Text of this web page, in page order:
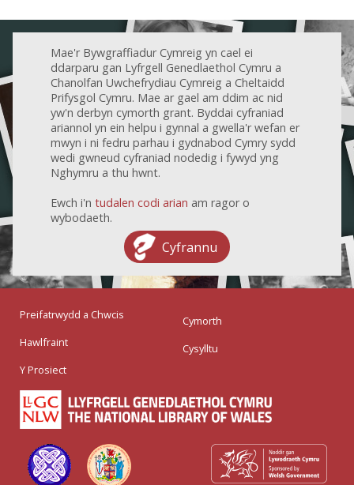
Mae'r Bywgraffiadur Cymreig yn cael ei
ddarparu gan Lyfrgell Genedlaethol Cymru a
Chanolfan Uwchefrydiau Cymreig a Cheltaidd
Prifysgol Cymru. Mae ar gael am ddim ac nid
yw'n derbyn cymorth grant. Byddai cyfraniad
ariannol yn ein helpu i gynnal a gwella'r wefan er
mwyn i ni fedru parhau i gydnabod Cymry sydd
wedi gwneud cyfraniad nodedig i fywyd yng
Nghymru a thu hwnt.
Ewch i'n tudalen codi arian am ragor o
wybodaeth.
Cyfrannu
Preifatrwydd a Chwcis
Hawlfraint
Y Prosiect
Cymorth
Cysylltu